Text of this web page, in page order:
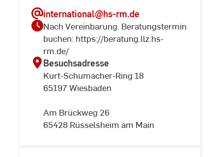
international@hs-rm.de
Nach Vereinbarung. Beratungstermin
buchen: https://beratung.llz.hs-
rm.de/
Besuchsadresse
Kurt-Schumacher-Ring 18
65197 Wiesbaden
Am Brückweg 26
65428 Rüsselsheim am Main